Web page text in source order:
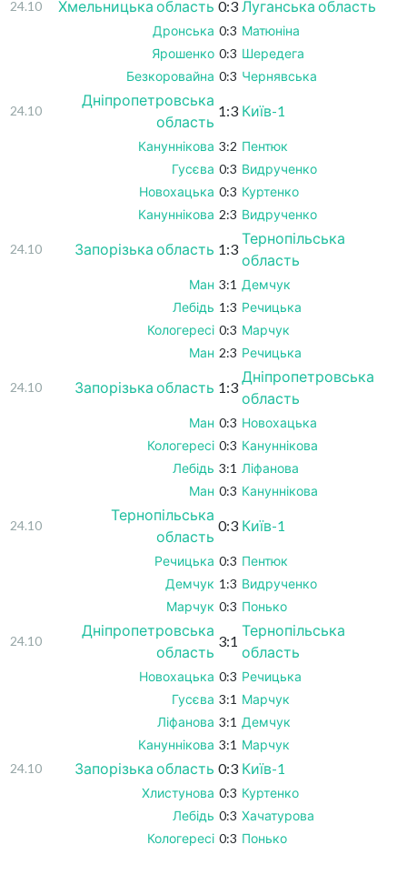
24.10
Хмельницька область 0:3 Луганська область
Дронська 0:3 Матюніна
Ярошенко 0:3 Шередега
Безкоровайна 0:3 Чернявська
24.10
Дніпропетровська
область
1:3 Київ-1
Кануннікова 3:2 Пентюк
Гусєва 0:3 Видрученко
Новохацька 0:3 Куртенко
Кануннікова 2:3 Видрученко
24.10 Запорізька область 1:3
Тернопільська
область
Ман 3:1 Демчук
Лебідь 1:3 Речицька
Кологересі 0:3 Марчук
Ман 2:3 Речицька
24.10 Запорізька область 1:3
Дніпропетровська
область
Ман 0:3 Новохацька
Кологересі 0:3 Кануннікова
Лебідь 3:1 Ліфанова
Ман 0:3 Кануннікова
24.10
Тернопільська
область
0:3 Київ-1
Речицька 0:3 Пентюк
Демчук 1:3 Видрученко
Марчук 0:3 Понько
24.10
Дніпропетровська
область
3:1
Тернопільська
область
Новохацька 0:3 Речицька
Гусєва 3:1 Марчук
Ліфанова 3:1 Демчук
Кануннікова 3:1 Марчук
24.10
Запорізька область 0:3 Київ-1
Хлистунова 0:3 Куртенко
Лебідь 0:3 Хачатурова
Кологересі 0:3 Понько